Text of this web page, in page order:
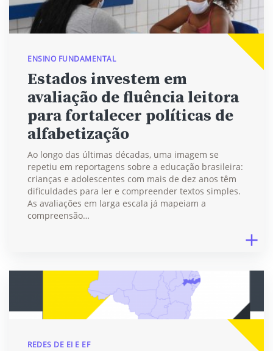
ENSINO FUNDAMENTAL
Estados investem em
avaliação de fluência leitora
para fortalecer políticas de
alfabetização
Ao longo das últimas décadas, uma imagem se
repetiu em reportagens sobre a educação brasileira:
crianças e adolescentes com mais de dez anos têm
dificuldades para ler e compreender textos simples.
As avaliações em larga escala já mapeiam a
compreensão…
REDES DE EI E EF